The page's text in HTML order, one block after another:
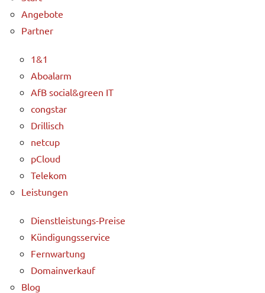
Angebote
Partner
1&1
Aboalarm
AfB social&green IT
congstar
Drillisch
netcup
pCloud
Telekom
Leistungen
Dienstleistungs-Preise
Kündigungsservice
Fernwartung
Domainverkauf
Blog